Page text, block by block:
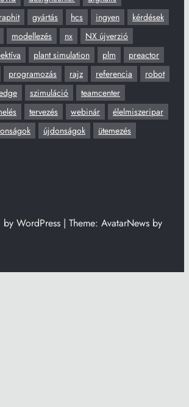
gyártás hcs ingyen
kérdések
modellezés nx
NX újverzió
plant simulation plm
preactor
programozás rajz referencia
robot
szimuláció
teamcenter
tervezés webinár
élelmiszeripar
újdonságok ütemezés
WordPress | Theme: AvatarNews by